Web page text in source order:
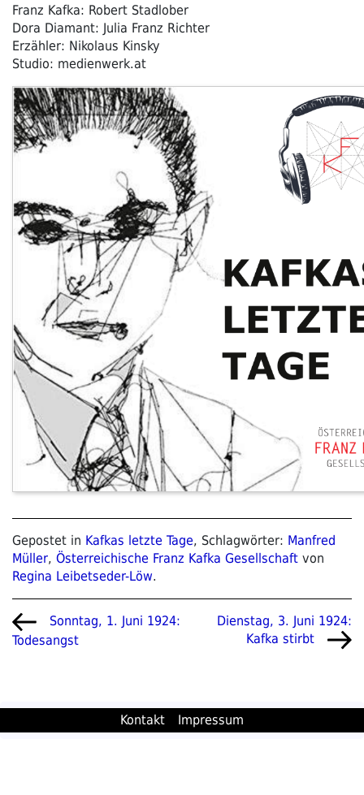
Franz Kafka: Robert Stadlober
Dora Diamant: Julia Franz Richter
Erzähler: Nikolaus Kinsky
Studio: medienwerk.at
Gepostet in Kafkas letzte Tage, Schlagwörter: Manfred
Müller, Österreichische Franz Kafka Gesellschaft von
Regina Leibetseder-Löw.
Beitragsnavigation
Vorheriger
Beitrag
Sonntag, 1. Juni 1924:
Todesangst
Nächster
Beitrag
Dienstag, 3. Juni 1924:
Kafka stirbt
Kontakt Impressum